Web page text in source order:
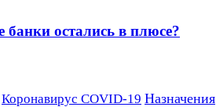
остались в плюсе?
Коронавирус COVID-19 Назначения